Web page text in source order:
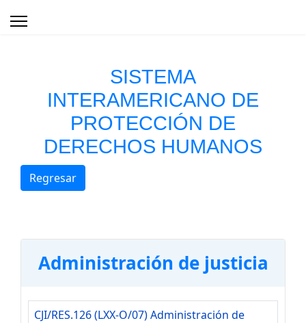
SISTEMA
INTERAMERICANO DE
PROTECCIÓN DE
DERECHOS HUMANOS
Regresar
Administración de justicia
CJI/RES.126 (LXX-O/07) Administración de